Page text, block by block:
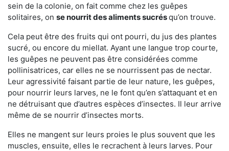
sein de la colonie, on fait comme chez les guêpes
solitaires, on se nourrit des aliments sucrésqu’on trouve.
Cela peut être des fruits qui ont pourri, du jus des plantes
sucré, ou encore du miellat. Ayant une langue trop courte,
les guêpes ne peuvent pas être considérées comme
pollinisatrices, car elles ne se nourrissent pas de nectar.
Leur agressivité faisant partie de leur nature, les guêpes,
pour nourrir leurs larves, ne le font qu’en s’attaquant et en
ne détruisant que d’autres espèces d’insectes. Il leur arrive
même de se nourrir d’insectes morts.
Elles ne mangent sur leurs proies le plus souvent que les
muscles, ensuite, elles le recrachent à leurs larves. Pour